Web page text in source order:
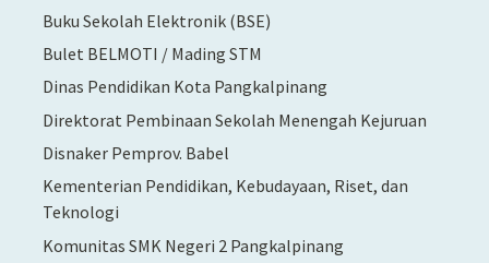
Buku Sekolah Elektronik (BSE)
Bulet BELMOTI / Mading STM
Dinas Pendidikan Kota Pangkalpinang
Direktorat Pembinaan Sekolah Menengah Kejuruan
Disnaker Pemprov. Babel
Kementerian Pendidikan, Kebudayaan, Riset, dan
Teknologi
Komunitas SMK Negeri 2 Pangkalpinang